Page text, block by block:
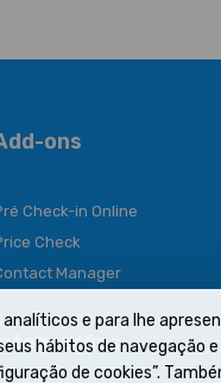
ons
Check-in Online
Check
Manager
e para lhe
hábitos de navegação e
de cookies”.